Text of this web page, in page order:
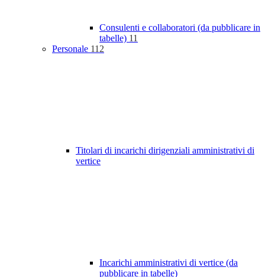
Consulenti e collaboratori (da pubblicare in
tabelle) 11
Personale 112
Titolari di incarichi dirigenziali amministrativi di
vertice
Incarichi amministrativi di vertice (da
pubblicare in tabelle)